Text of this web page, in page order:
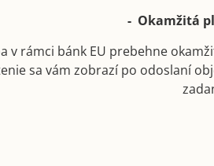
- Okamžitá
v rámci bánk EU prebehne
sa vám zobrazí po odoslaní